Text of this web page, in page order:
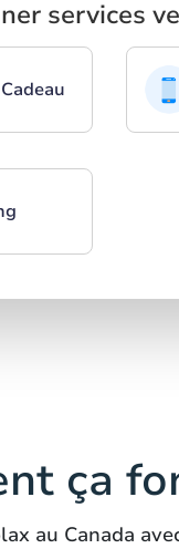
services
ça
au Canada